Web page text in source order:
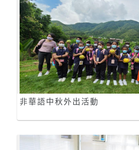
非華語中秋外出活動